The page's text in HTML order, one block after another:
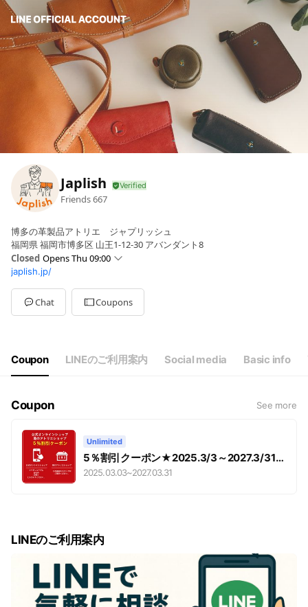
Japlish
Friends667
博多の革製品アトリエ ジャプリッシュ
福岡県 福岡市博多区 山王1-12-30 アバンダント8
Closed Opens Thu 09:00
SunClosed
Mon09:00 - 18:00
Tue09:00 - 18:00
WedClosed
9時から営業、11時に実店舗開店
japlish.jp/
Chat Coupons
Coupon LINEのご利用案内 Social media Basic info
Coupon See more
Unlimited
5％割引クーポン★2025.3/3～2027.3/31ま
で有効
2025.03.03~2027.03.31
LINEのご利用案内